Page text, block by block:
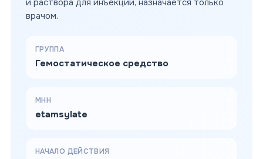
и раствора для инъекций, назначается только
врачом.
ГРУППА
Гемостатическое средство
МНН
etamsylate
НАЧАЛО ДЕЙСТВИЯ